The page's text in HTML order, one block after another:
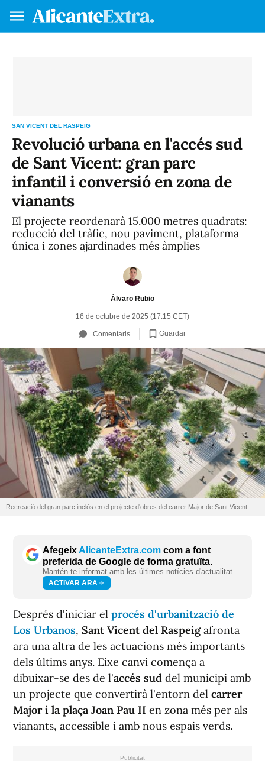
SAN VICENT DEL RASPEIG
Revolució urbana en l'accés sud
de Sant Vicent: gran parc
infantil i conversió en zona de
vianants
El projecte reordenarà 15.000 metres quadrats:
reducció del tràfic, nou paviment, plataforma
única i zones ajardinades més àmplies
Álvaro Rubio
16 de octubre de 2025 (17:15 CET)
Comentaris Guardar
Recreació del gran parc inclòs en el projecte d'obres del carrer Major de Sant Vicent
AfegeixAlicanteExtra.com com a font
preferida de Google de forma gratuïta.
Mantén-te informat amb les últimes notícies d'actualitat.
ACTIVAR ARA
Després d'iniciar el procés d'urbanització de
Los Urbanos, Sant Vicent del Raspeigafronta
ara una altra de les actuacions més importants
dels últims anys. Eixe canvi comença a
dibuixar-se des de l'accés sud del municipi amb
un projecte que convertirà l'entorn del carrer
Major i la plaça Joan Pau II en zona més per als
vianants, accessible i amb nous espais verds.